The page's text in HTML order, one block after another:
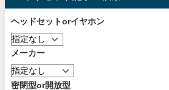
ヘッドセットorイヤホン
メーカー
密閉型or開放型